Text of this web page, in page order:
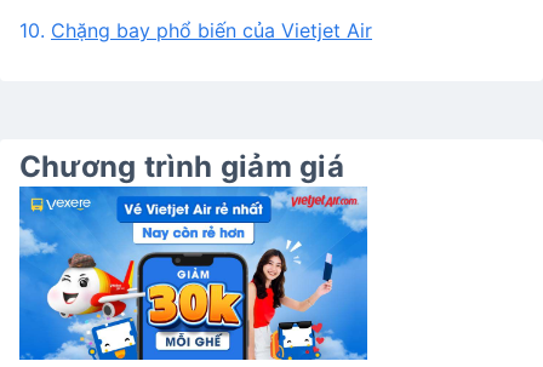
10. Chặng bay phổ biến của Vietjet Air
Chương trình giảm giá